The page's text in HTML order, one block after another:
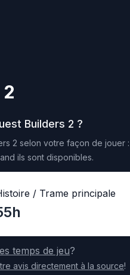
Builders 2 ?
2 selon votre façon de jouer
ils sont disponibles.
/ Trame principale
temps de jeu?
avis directement à la source!